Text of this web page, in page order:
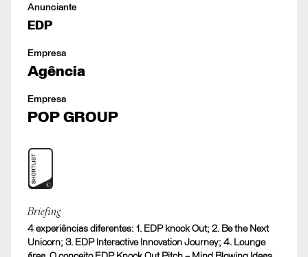
Anunciante
EDP
Empresa
Agência
Empresa
POP GROUP
EDP Knock Out Pitch @ Web Summit’19
C. EVENTOS E ATIVAÇÃO. Evento para o Consumidor
Briefing
4 experiências diferentes: 1. EDP knock Out; 2. Be the Next
Unicorn; 3. EDP Interactive Innovation Journey; 4. Lounge